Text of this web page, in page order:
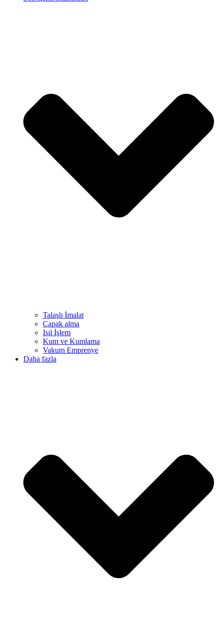
Talaşlı İmalat
Çapak alma
Isıl İşlem
Kum ve Kumlama
Vakum Emprenye
Daha fazla